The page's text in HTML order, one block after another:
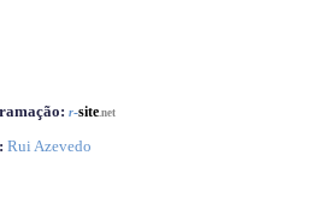
r-site.net
Rui Azevedo